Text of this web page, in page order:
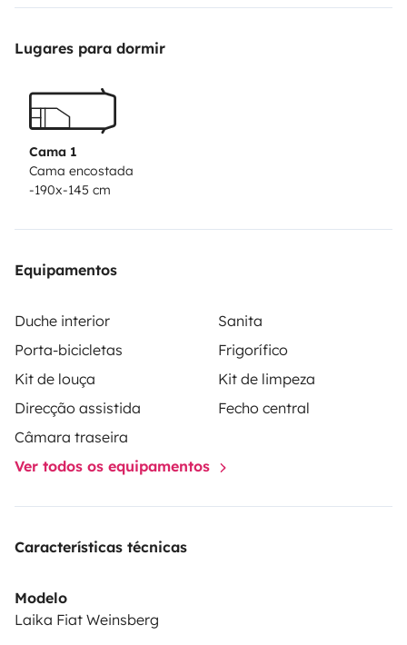
Lugares para dormir
Cama 1
Cama encostada
-190x-145 cm
Equipamentos
Duche interior
Sanita
Porta-bicicletas
Frigorífico
Kit de louça
Kit de limpeza
Direcção assistida
Fecho central
Câmara traseira
Ver todos os equipamentos
Características técnicas
Modelo
Laika Fiat Weinsberg